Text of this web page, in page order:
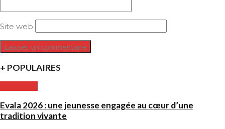
Site web
+ POPULAIRES
Evala 2026 : une jeunesse engagée au cœur d’une
tradition vivante